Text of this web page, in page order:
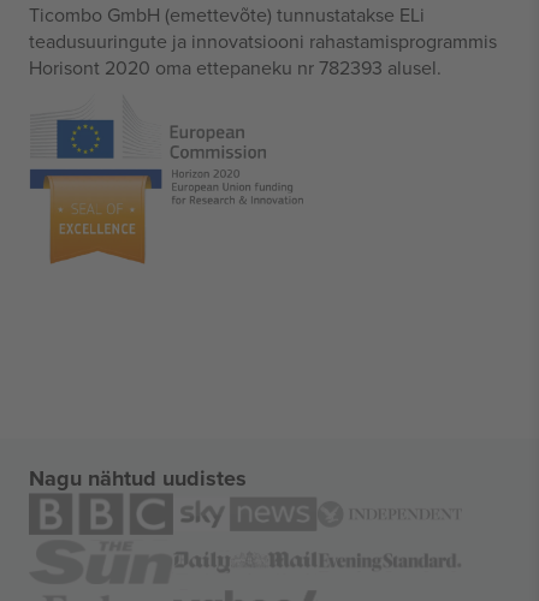
Ticombo GmbH (emettevõte) tunnustatakse ELi
teadusuuringute ja innovatsiooni rahastamisprogrammis
Horisont 2020 oma ettepaneku nr 782393 alusel.
Nagu nähtud uudistes